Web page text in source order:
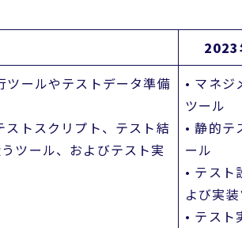
2023
ツールやテストデータ準備
トスクリプト、テスト結
ツール、およびテスト実
• マネジ
ツール
• 静的テ
ール
• テスト
よび実
• テスト